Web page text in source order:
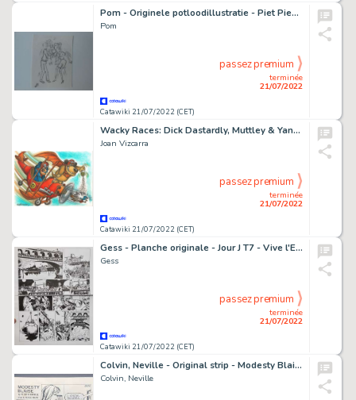
Pom - Originele potloodillustratie - Piet Pienter en Bert Bibber - Susan bij de Knobbelgilde - (1995)
Pom
Catawiki 21/07/2022 (CET)
terminée
21/07/2022
passez premium
Wacky Races: Dick Dastardly, Muttley & Yankee Doodle Pigeon - Original drawing by Joan Vizcarra - Original Artwork - Pencil Art
Joan Vizcarra
Catawiki 21/07/2022 (CET)
terminée
21/07/2022
passez premium
Gess - Planche originale - Jour J T7 - Vive l'Empereur ! - (2011)
Gess
Catawiki 21/07/2022 (CET)
terminée
21/07/2022
passez premium
Colvin, Neville - Original strip - Modesty Blaise #5874 - (1983)
Colvin, Neville